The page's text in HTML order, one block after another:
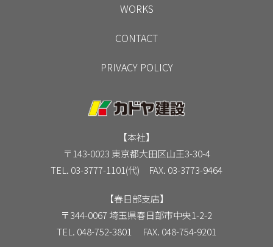
WORKS
CONTACT
PRIVACY POLICY
【本社】
〒143-0023 東京都大田区山王3-30-4
TEL. 03-3777-1101(代) FAX. 03-3773-9464
【春日部支店】
〒344-0067 埼玉県春日部市中央1-2-2
TEL. 048-752-3801 FAX. 048-754-9201